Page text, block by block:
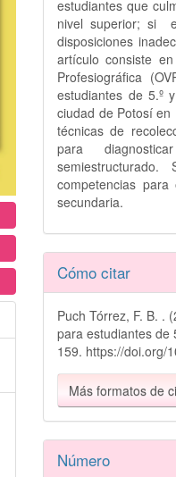
estudiantes que
nivel superior; si
disposiciones
artículo consiste
Profesiográfica
estudiantes de 5.º
ciudad de Potosí en
técnicas de
para
competencias
secundaria.
Detalles
del
artículo
Cómo citar
Puch Tórrez, F. B. .
para estudiantes de
159. https://doi.org/
Más formatos de
Número